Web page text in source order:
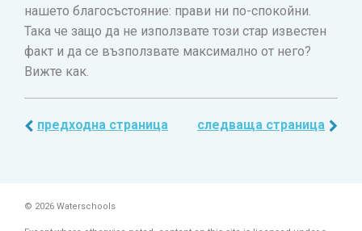
нашето благосъстояние: прави ни по-спокойни.
Така че защо да не използвате този стар известен
факт и да се възползвате максимално от него?
Вижте как.
предходна страница следваща страница
© 2026 Waterschools